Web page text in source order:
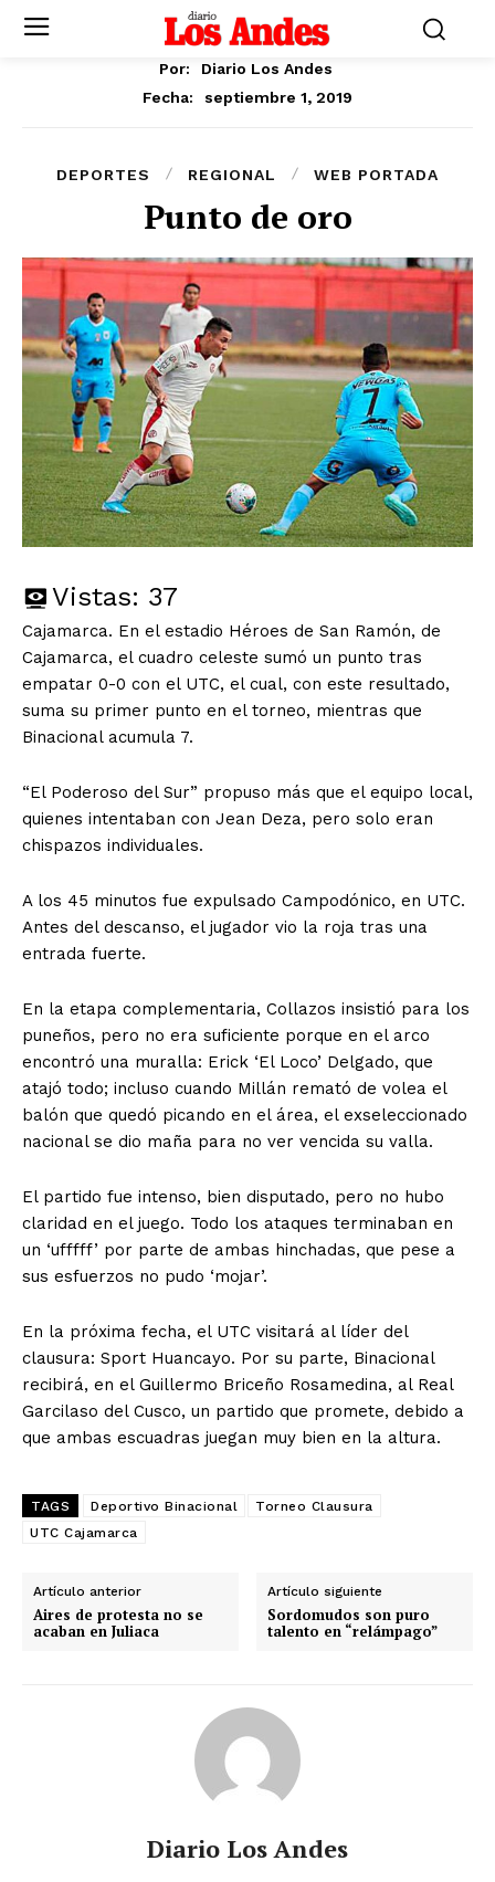
Por:
Diario Los Andes
Fecha:
septiembre 1, 2019
DEPORTES REGIONAL WEB PORTADA
Punto de oro
Vistas: 37
Cajamarca. En el estadio Héroes de San Ramón, de
Cajamarca, el cuadro celeste sumó un punto tras
empatar 0-0 con el UTC, el cual, con este resultado,
suma su primer punto en el torneo, mientras que
Binacional acumula 7.
“El Poderoso del Sur” propuso más que el equipo local,
quienes intentaban con Jean Deza, pero solo eran
chispazos individuales.
A los 45 minutos fue expulsado Campodónico, en UTC.
Antes del descanso, el jugador vio la roja tras una
entrada fuerte.
En la etapa complementaria, Collazos insistió para los
puneños, pero no era suficiente porque en el arco
encontró una muralla: Erick ‘El Loco’ Delgado, que
atajó todo; incluso cuando Millán remató de volea el
balón que quedó picando en el área, el exseleccionado
nacional se dio maña para no ver vencida su valla.
El partido fue intenso, bien disputado, pero no hubo
claridad en el juego. Todo los ataques terminaban en
un ‘ufffff’ por parte de ambas hinchadas, que pese a
sus esfuerzos no pudo ‘mojar’.
En la próxima fecha, el UTC visitará al líder del
clausura: Sport Huancayo. Por su parte, Binacional
recibirá, en el Guillermo Briceño Rosamedina, al Real
Garcilaso del Cusco, un partido que promete, debido a
que ambas escuadras juegan muy bien en la altura.
TAGS Deportivo Binacional
Torneo Clausura
UTC Cajamarca
Artículo anterior
Aires de protesta no se
acaban en Juliaca
Artículo siguiente
Sordomudos son puro
talento en “relámpago”
Diario Los Andes